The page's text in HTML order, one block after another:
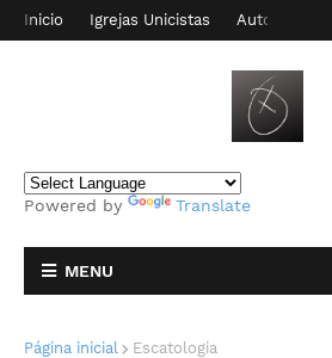
Inicio Igrejas Unicistas Autor do Blog
Powered by Translate
MENU
Página inicial Escatologia